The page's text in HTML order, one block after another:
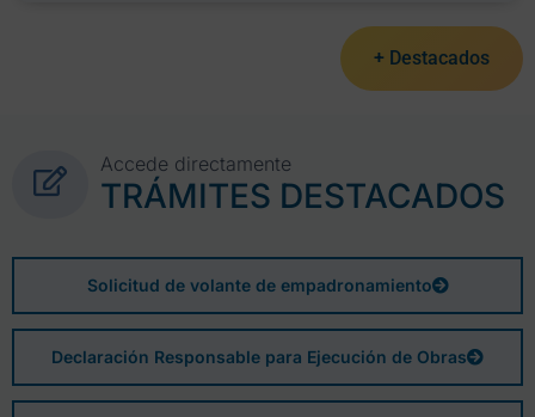
+ Destacados
Accede directamente
TRÁMITES DESTACADOS
Solicitud de volante de empadronamiento
Declaración Responsable para Ejecución de Obras